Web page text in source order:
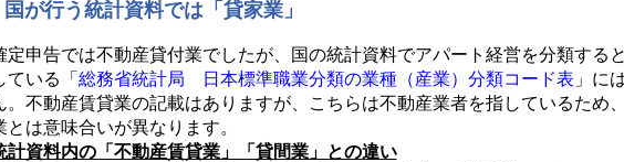
国が行う統計資料では「貸家業」
定申告では不動産貸付業でしたが、国の統計資料でアパート経営を分類する
ている「 総務省統計局 日本標準職業分類の業種（産業）分類コード表 」に
。不動産賃貸業の記載はありますが、こちらは不動産業者を指しているため
とは意味合いが異なります。
計資料内の「不動産賃貸業」「貸間業」との違い